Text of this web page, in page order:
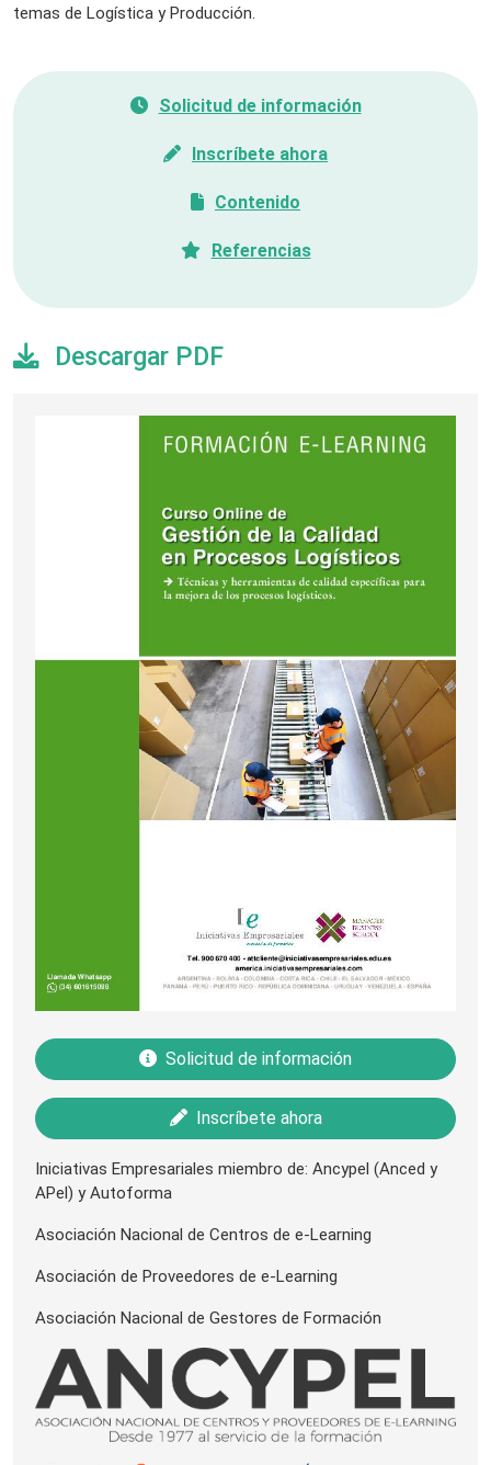
temas de Logística y Producción.
Solicitud de información
Inscríbete ahora
Contenido
Referencias
Descargar PDF
Solicitud de información
Inscríbete ahora
Iniciativas Empresariales miembro de: Ancypel (Anced y
APel) y Autoforma
Asociación Nacional de Centros de e-Learning
Asociación de Proveedores de e-Learning
Asociación Nacional de Gestores de Formación